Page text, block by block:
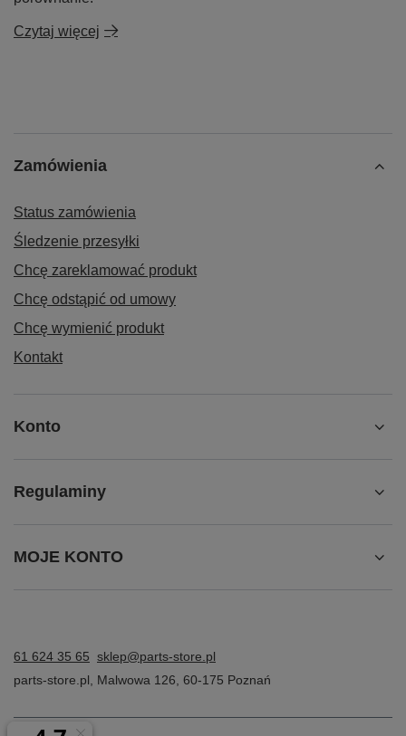
Czytaj więcej
Zamówienia
Status zamówienia
Śledzenie przesyłki
Chcę zareklamować produkt
Chcę odstąpić od umowy
Chcę wymienić produkt
Kontakt
Konto
Regulaminy
MOJE KONTO
61 624 35 65 sklep@parts-store.pl
parts-store.pl
Malwowa 126 60-175 Poznań